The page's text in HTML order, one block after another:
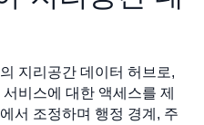
지리공간 데이터 허브로,
비스에 대한 액세스를 제
서 조정하며 행정 경계, 주